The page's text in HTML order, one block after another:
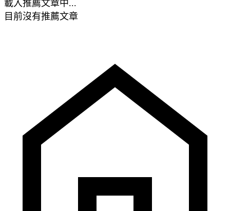
載入推薦文章中...
目前沒有推薦文章